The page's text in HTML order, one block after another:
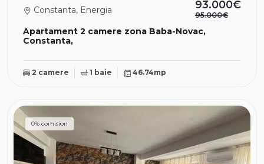
Apartament 2 camere zona Baba-Novac,
Constanta,
Constanta, Energia 93.000€
95.000€
2 camere 1 baie 46.74mp
0% comision